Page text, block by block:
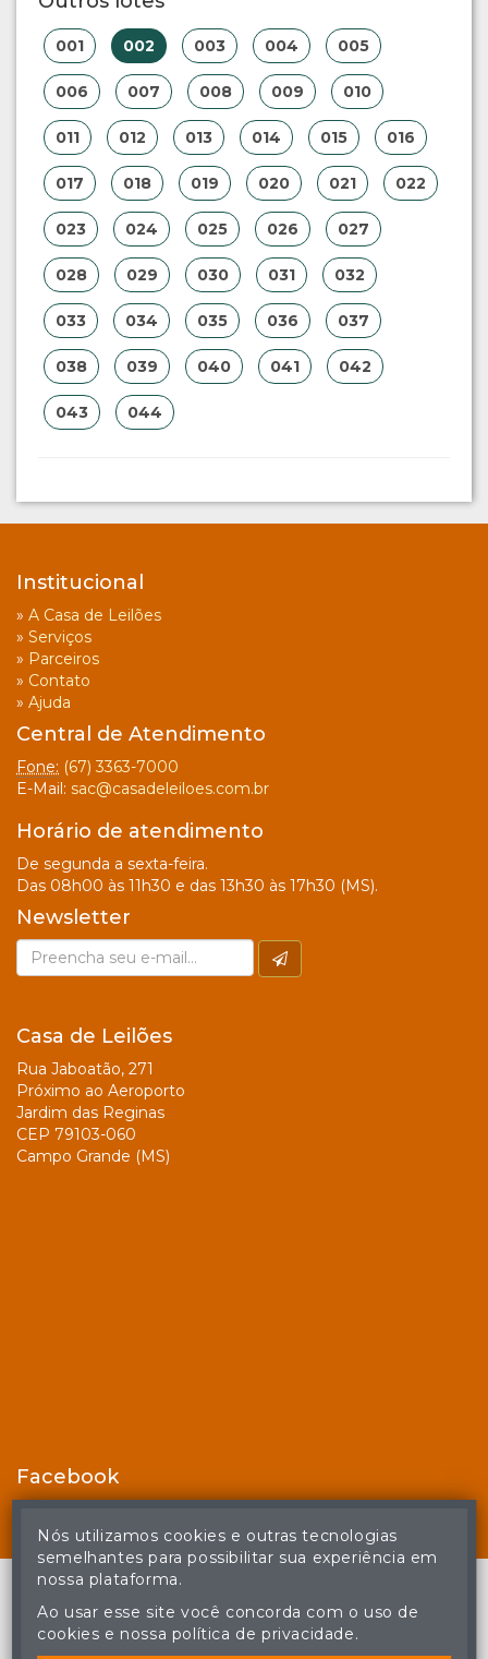
001 002 003 004 005
006 007 008 009 010
011 012 013 014 015 016
017 018 019 020 021 022
023 024 025 026 027
028 029 030 031 032
033 034 035 036 037
038 039 040 041 042
043 044
Institucional
» A Casa de Leilões
» Serviços
» Parceiros
» Contato
» Ajuda
Central de Atendimento
Fone: (67) 3363-7000
E-Mail: sac@casadeleiloes.com.br
Horário de atendimento
De segunda a sexta-feira.
Das 08h00 às 11h30 e das 13h30 às 17h30 (MS).
Newsletter
Casa de Leilões
Rua Jaboatão, 271
Próximo ao Aeroporto
Jardim das Reginas
CEP 79103-060
Campo Grande (MS)
Facebook
© Casa de Leilões - Todos os direitos reservados
Nós utilizamos cookies e outras tecnologias
semelhantes para possibilitar sua experiência em
nossa plataforma.
Ao usar esse site você concorda com o uso de
cookies e nossa política de privacidade.